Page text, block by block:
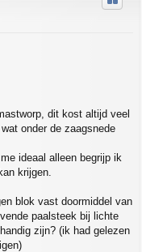
dit kost altijd veel
onder de zaagsnede
ideaal alleen begrijp ik
krijgen.
blok vast doormiddel van
paalsteek bij lichte
zijn? (ik had gelezen